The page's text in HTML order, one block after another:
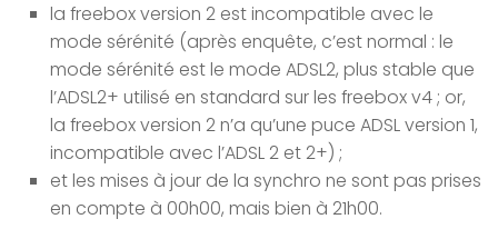
la freebox version 2 est incompatible avec le
mode sérénité (après enquête, c’est normal : le
mode sérénité est le mode ADSL2, plus stable que
l’ADSL2+ utilisé en standard sur les freebox v4 ; or,
la freebox version 2 n’a qu’une puce ADSL version 1,
incompatible avec l’ADSL 2 et 2+) ;
et les mises à jour de la synchro ne sont pas prises
en compte à 00h00, mais bien à 21h00.